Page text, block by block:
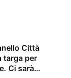
Città
targa per
Ci sarà